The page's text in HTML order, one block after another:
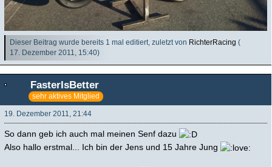
Dieser Beitrag wurde bereits 1 mal editiert, zuletzt von RichterRacing (
17. Dezember 2011, 15:40)
FasterIsBetter
sehr aktives Mitglied
19. Dezember 2011, 21:44
So dann geb ich auch mal meinen Senf dazu
Also hallo erstmal... Ich bin der Jens und 15 Jahre Jung